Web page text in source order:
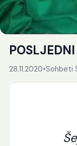
28.11.2020•Sohbeti